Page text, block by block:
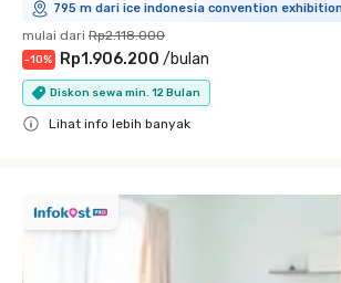
795 m dari ice indonesia convention
mulai dari Rp2.118.000
-10% Rp1.906.200 /bulan
Diskon sewa min. 12 Bulan
Lihat info lebih banyak